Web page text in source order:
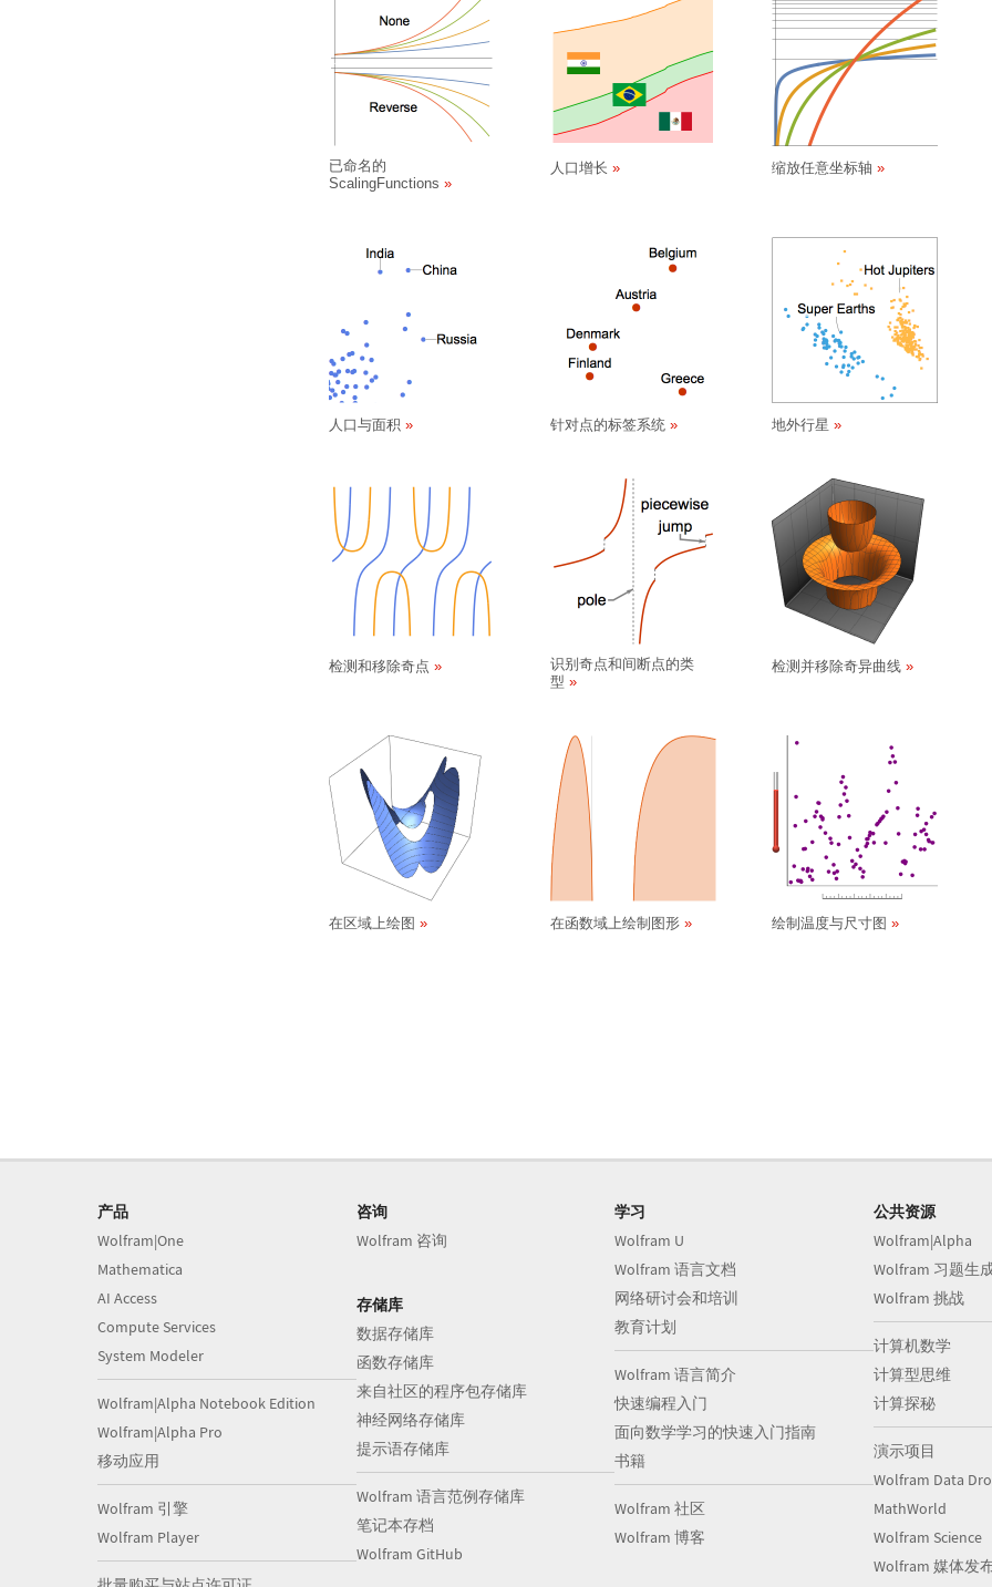
已命名的
ScalingFunctions
人口增长 缩放任意坐标轴
人口与面积 针对点的标签系统 地外行星
检测和移除奇点
识别奇点和间断点的类
型
检测并移除奇异曲线
在区域上绘图 在函数域上绘制图形 绘制温度与尺寸图
产品
Wolfram|One
Mathematica
AI Access
Compute Services
System Modeler
Wolfram|Alpha Notebook Edition
Wolfram|Alpha Pro
移动应用
Wolfram 引擎
Wolfram Player
咨询
Wolfram 咨询
存储库
数据存储库
函数存储库
来自社区的程序包存储库
神经网络存储库
提示语存储库
Wolfram 语言范例存储库
笔记本存档
Wolfram GitHub
学习
Wolfram U
Wolfram 语言文档
网络研讨会和培训
教育计划
Wolfram 语言简介
快速编程入门
面向数学学习的快速入门指南
书籍
Wolfram 社区
Wolfram 博客
公共资源
Wolfram|Alpha
Wolfram 习题生
Wolfram 挑战
计算机数学
计算型思维
计算探秘
演示项目
Wolfram Data
MathWorld
Wolfram Science
Wolfram 媒体发